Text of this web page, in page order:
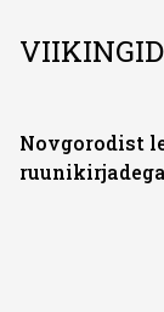
VIIKINGID
Novgorodist